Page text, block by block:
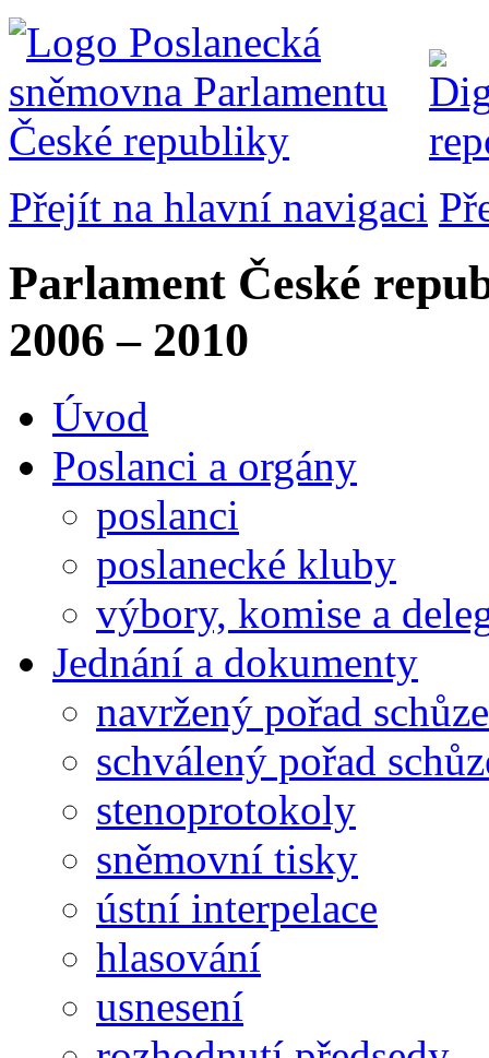
Přejít na hlavní navigaci
Parlament České
2006 – 2010
Úvod
Poslanci a orgány
poslanci
poslanecké kluby
výbory, komise a
Jednání a dokumenty
navržený pořad schůze
schválený pořad
stenoprotokoly
sněmovní tisky
ústní interpelace
hlasování
usnesení